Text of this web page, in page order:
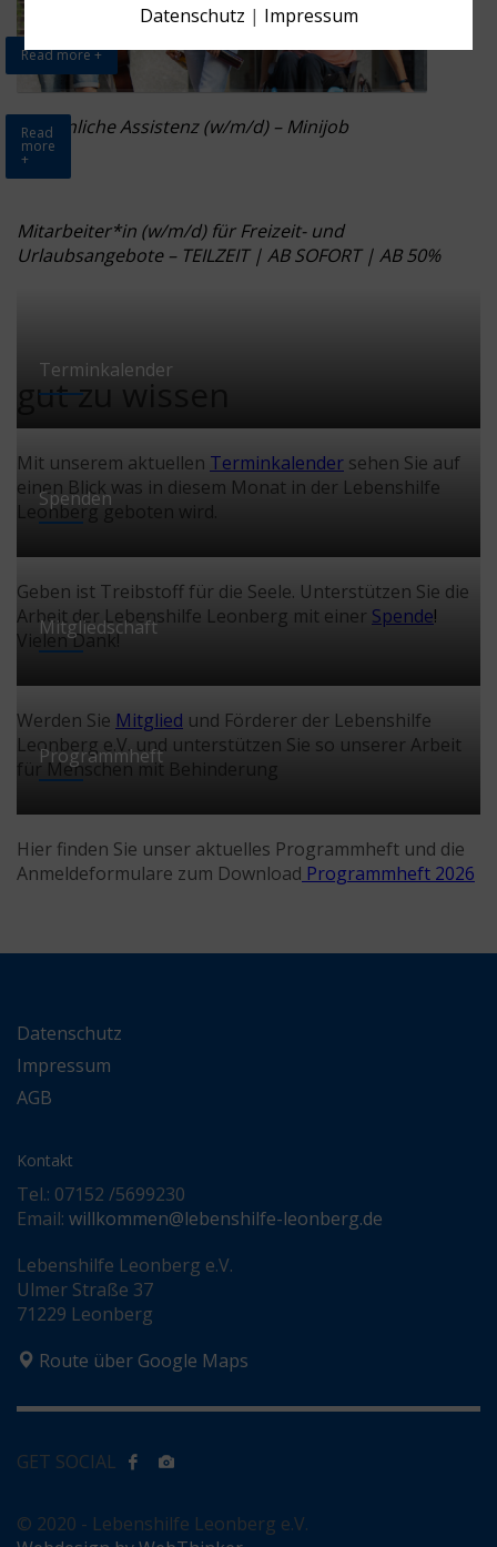
Read more +
Persönliche Assistenz (w/m/d) – Minijob
Read
more
+
Mitarbeiter*in (w/m/d) für Freizeit- und
Urlaubsangebote – TEILZEIT | AB SOFORT | AB 50%
gut zu wissen
Terminkalender
Mit unserem aktuellen Terminkalender sehen Sie auf
einen Blick was in diesem Monat in der Lebenshilfe
Leonberg geboten wird.
Spenden
Geben ist Treibstoff für die Seele. Unterstützen Sie die
Arbeit der Lebenshilfe Leonberg mit einer Spende!
Vielen Dank!
Mitgliedschaft
Werden Sie Mitglied und Förderer der Lebenshilfe
Leonberg e.V. und unterstützen Sie so unserer Arbeit
für Menschen mit Behinderung
Programmheft
Hier finden Sie unser aktuelles Programmheft und die
Anmeldeformulare zum Download Programmheft 2026
Datenschutz
Impressum
AGB
Kontakt
Tel.: 07152 /5699230
Email: willkommen@lebenshilfe-leonberg.de
Lebenshilfe Leonberg e.V.
Ulmer Straße 37
71229 Leonberg
Route über Google Maps
GET SOCIAL
© 2020 - Lebenshilfe Leonberg e.V.
Datenschutz | Impressum